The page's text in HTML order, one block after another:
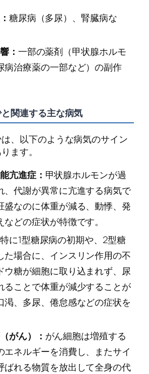
糖尿病（多尿）、腎臓病な
： 一部の薬剤（甲状腺ホルモ
病治療薬の一部など）の副作
関連する主な病気
、以下のような病気のサイン
ます。
亢進症： 甲状腺ホルモンが過
、代謝が異常に亢進する病気で
盛なのに体重が減る、動悸、発
どの症状が特徴です。
特に1型糖尿病の初期や、2型糖
た場合に、インスリン作用の不
ウ糖が細胞に取り込まれず、尿
ることで体重が減少することが
渇、多尿、倦怠感などの症状を
がん）： がん細胞は増殖する
エネルギーを消費し、またサイ
ばれる物質を放出して全身の代